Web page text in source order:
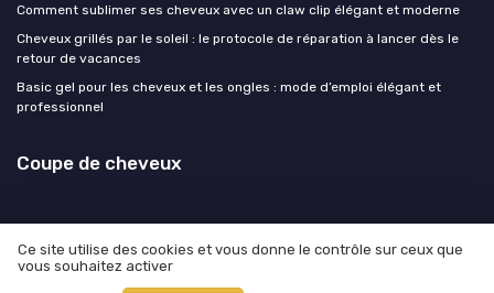
Comment sublimer ses cheveux avec un claw clip élégant et moderne
Cheveux grillés par le soleil : le protocole de réparation à lancer dès le
retour de vacances
Basic gel pour les cheveux et les ongles : mode d’emploi élégant et
professionnel
Coupe de cheveux
Mentions légales
Ce site utilise des cookies et vous donne le contrôle sur ceux que
vous souhaitez activer